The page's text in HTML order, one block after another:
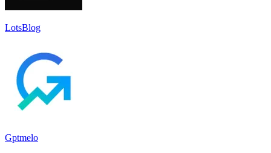
LotsBlog
Gptmelo